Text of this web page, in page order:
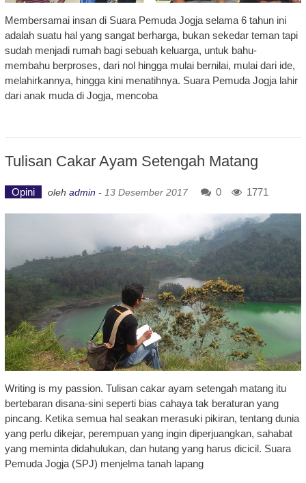
Membersamai insan di Suara Pemuda Jogja selama 6 tahun ini
adalah suatu hal yang sangat berharga, bukan sekedar teman tapi
sudah menjadi rumah bagi sebuah keluarga, untuk bahu-
membahu berproses, dari nol hingga mulai bernilai, mulai dari ide,
melahirkannya, hingga kini menatihnya. Suara Pemuda Jogja lahir
dari anak muda di Jogja, mencoba
Tulisan Cakar Ayam Setengah Matang
Opini oleh admin - 13 Desember 2017 0 1771
Writing is my passion. Tulisan cakar ayam setengah matang itu
bertebaran disana-sini seperti bias cahaya tak beraturan yang
pincang. Ketika semua hal seakan merasuki pikiran, tentang dunia
yang perlu dikejar, perempuan yang ingin diperjuangkan, sahabat
yang meminta didahulukan, dan hutang yang harus dicicil. Suara
Pemuda Jogja (SPJ) menjelma tanah lapang